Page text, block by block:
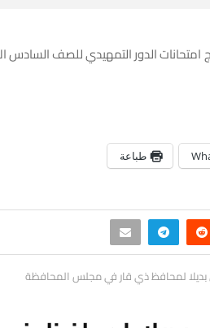
امتحانات الدور التمهيدي للصف السادس
طباعة
بديلا لمحافظ ذي قار في مجلس المحافظة